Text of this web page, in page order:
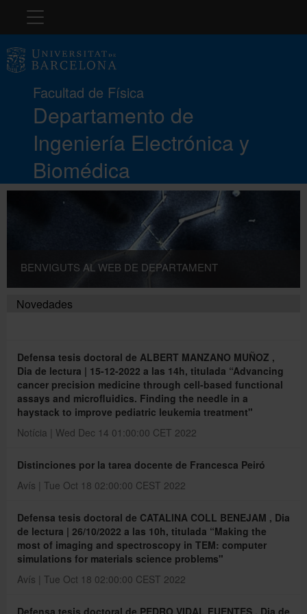
Navegación
Facultad de Física
Departamento de
Ingeniería Electrónica y
Biomédica
El Departamento
Docencia
Investigación
Transferencia tecnológica
Investigación e innovación responsable
English
BENVIGUTS AL WEB DE DEPARTAMENT
Novedades
Defensa tesis doctoral de ALBERT MANZANO MUÑOZ ,
Dia de lectura | 15-12-2022 a las 14h, titulada “Advancing
cancer precision medicine through cell-based functional
assays and microfluidics. Finding the needle in a
haystack to improve pediatric leukemia treatment"
Notícia | Wed Dec 14 01:00:00 CET 2022
Distinciones por la tarea docente de Francesca Peiró
Avís | Tue Oct 18 02:00:00 CEST 2022
Defensa tesis doctoral de CATALINA COLL BENEJAM , Dia
de lectura | 26/10/2022 a las 10h, titulada “Making the
most of imaging and spectroscopy in TEM: computer
simulations for materials science problems"
Avís | Tue Oct 18 02:00:00 CEST 2022
Defensa tesis doctoral de PEDRO VIDAL FUENTES , Dia de